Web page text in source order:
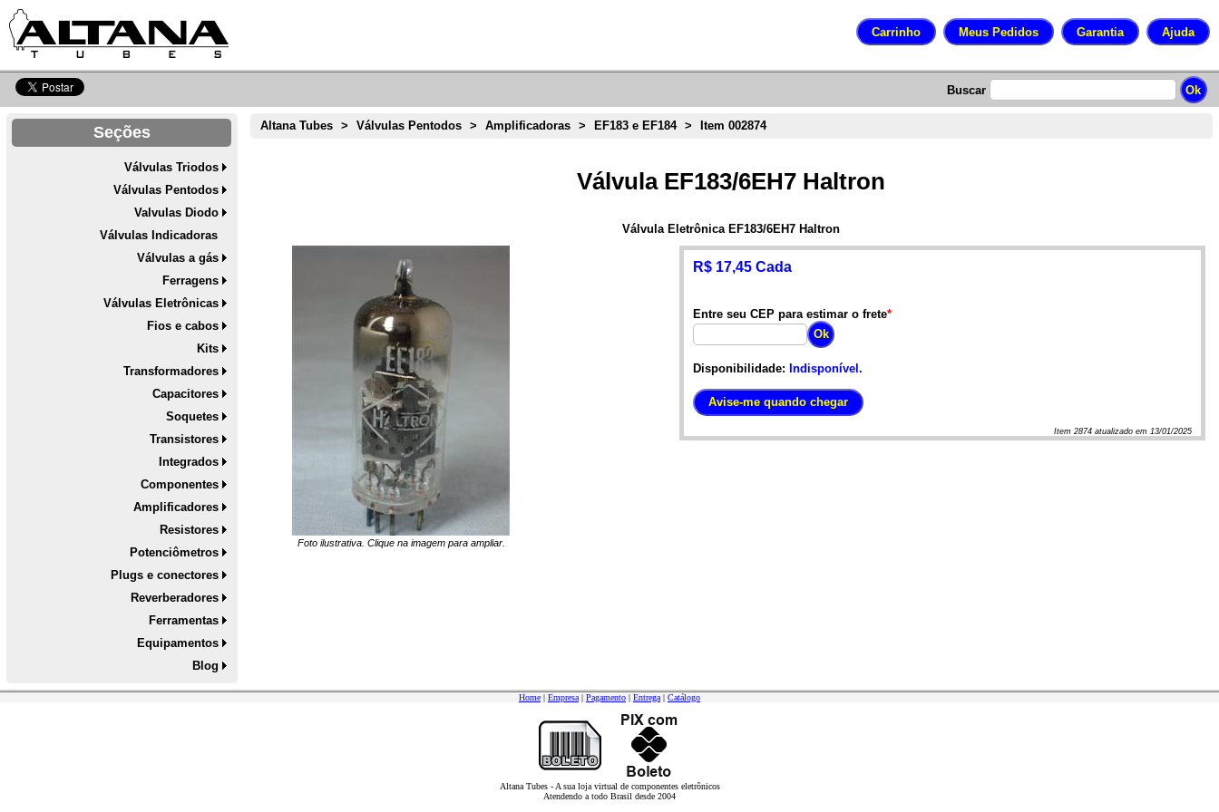
Buscar
Seções
Válvulas Triodos
Válvulas Pentodos
Valvulas Diodo
Válvulas Indicadoras
Válvulas a gás
Ferragens
Válvulas Eletrônicas
Fios e cabos
Kits
Transformadores
Capacitores
Soquetes
Transistores
Integrados
Componentes
Amplificadores
Resistores
Potenciômetros
Plugs e conectores
Reverberadores
Ferramentas
Equipamentos
Blog
Altana Tubes > Válvulas Pentodos > Amplificadoras > EF183 e EF184 > Item 002874
Válvula EF183/6EH7 Haltron
Válvula Eletrônica EF183/6EH7 Haltron
Foto ilustrativa. Clique na imagem para ampliar.
R$ 17,45 Cada
Entre seu CEP para estimar o frete*
Disponibilidade: Indisponível.
Item2874 atualizado em 13/01/2025
Home | Empresa | Pagamento | Entrega | Catálogo
Altana Tubes - A sua loja virtual de componentes eletrônicos
Atendendo a todo Brasil desde 2004